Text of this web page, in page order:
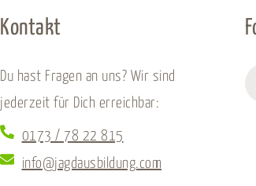
Kontakt
Du hast Fragen an uns? Wir sind
jederzeit für Dich erreichbar:
0173 / 78 22 815
info@jagdausbildung.com